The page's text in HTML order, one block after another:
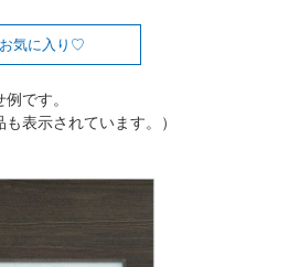
お気に入り
です。
表示されています。）